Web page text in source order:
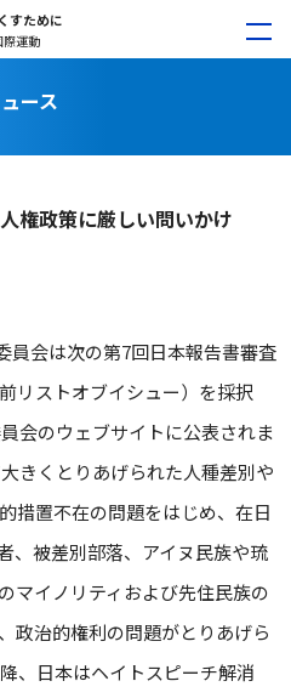
すために
際運動
ース
権政策に厳しい問いかけ
員会は次の第7回日本報告書審査
リストオブイシュー）を採択
会のウェブサイトに公表されま
きくとりあげられた人種差別や
措置不在の問題をはじめ、在日
、被差別部落、アイヌ民族や琉
マイノリティおよび先住民族の
政治的権利の問題がとりあげら
、日本はヘイトスピーチ解消